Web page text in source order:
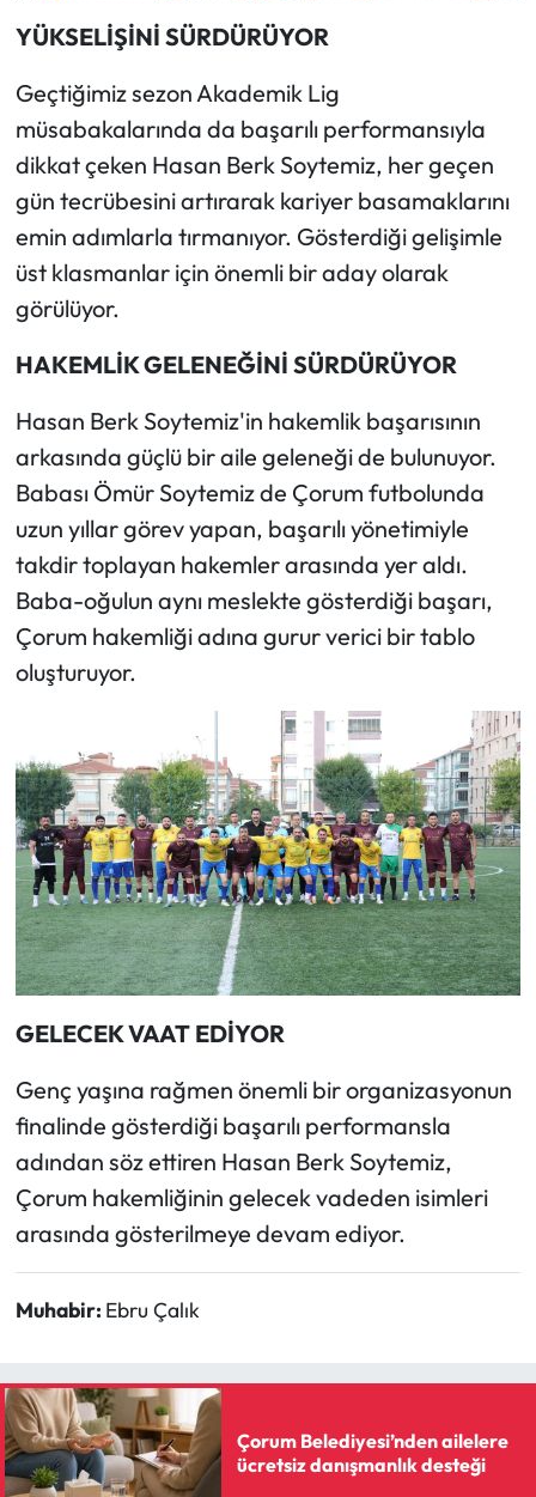
YÜKSELİŞİNİ SÜRDÜRÜYOR
Geçtiğimiz sezon Akademik Lig
müsabakalarında da başarılı performansıyla
dikkat çeken Hasan Berk Soytemiz, her geçen
gün tecrübesini artırarak kariyer basamaklarını
emin adımlarla tırmanıyor. Gösterdiği gelişimle
üst klasmanlar için önemli bir aday olarak
görülüyor.
HAKEMLİK GELENEĞİNİ SÜRDÜRÜYOR
Hasan Berk Soytemiz'in hakemlik başarısının
arkasında güçlü bir aile geleneği de bulunuyor.
Babası Ömür Soytemiz de Çorum futbolunda
uzun yıllar görev yapan, başarılı yönetimiyle
takdir toplayan hakemler arasında yer aldı.
Baba-oğulun aynı meslekte gösterdiği başarı,
Çorum hakemliği adına gurur verici bir tablo
oluşturuyor.
GELECEK VAAT EDİYOR
Genç yaşına rağmen önemli bir organizasyonun
finalinde gösterdiği başarılı performansla
adından söz ettiren Hasan Berk Soytemiz,
Çorum hakemliğinin gelecek vadeden isimleri
arasında gösterilmeye devam ediyor.
Muhabir: Ebru Çalık
Çorum Belediyesi’nden ailelere
ücretsiz danışmanlık desteği